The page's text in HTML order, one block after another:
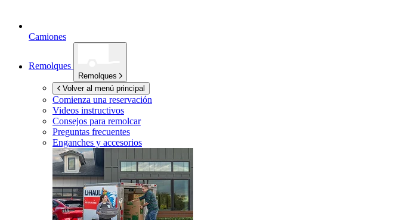
Camiones
Remolques
Remolques
Volver al menú principal
Comienza una reservación
Videos instructivos
Consejos para remolcar
Preguntas frecuentes
Enganches y accesorios